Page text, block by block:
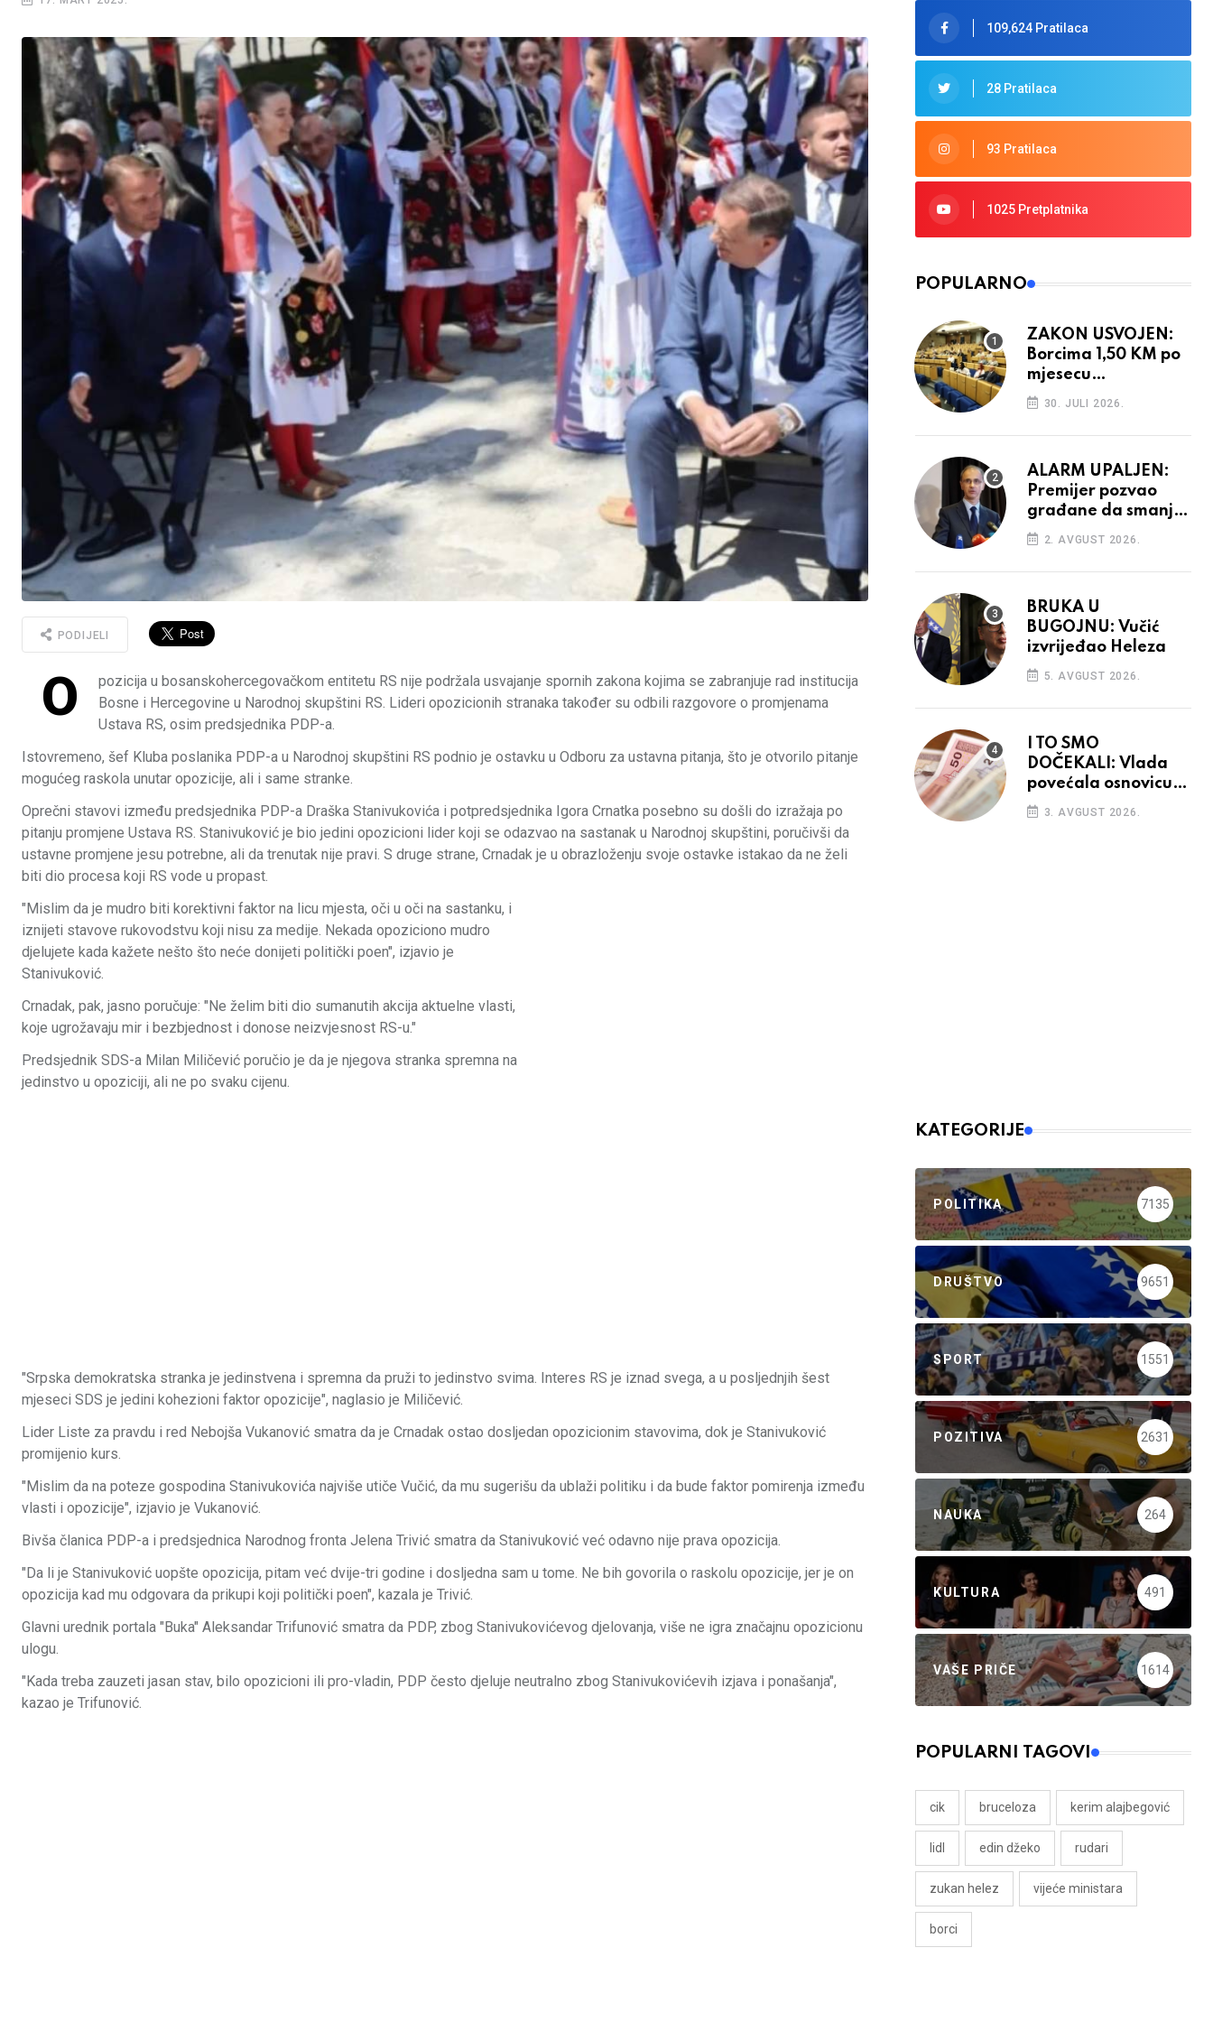
PODIJELI
O
pozicija u bosanskohercegovačkom entitetu RS nije podržala usvajanje spornih zakona kojima se zabranjuje rad institucija
Bosne i Hercegovine u Narodnoj skupštini RS. Lideri opozicionih stranaka također su odbili razgovore o promjenama
Ustava RS, osim predsjednika PDP-a.
Istovremeno, šef Kluba poslanika PDP-a u Narodnoj skupštini RS podnio je ostavku u Odboru za ustavna pitanja, što je otvorilo pitanje
mogućeg raskola unutar opozicije, ali i same stranke.
Oprečni stavovi između predsjednika PDP-a Draška Stanivukovića i potpredsjednika Igora Crnatka posebno su došli do izražaja po
pitanju promjene Ustava RS. Stanivuković je bio jedini opozicioni lider koji se odazvao na sastanak u Narodnoj skupštini, poručivši da
ustavne promjene jesu potrebne, ali da trenutak nije pravi. S druge strane, Crnadak je u obrazloženju svoje ostavke istakao da ne želi
biti dio procesa koji RS vode u propast.
"Mislim da je mudro biti korektivni faktor na licu mjesta, oči u oči na sastanku, i
iznijeti stavove rukovodstvu koji nisu za medije. Nekada opoziciono mudro
djelujete kada kažete nešto što neće donijeti politički poen", izjavio je
Stanivuković.
Crnadak, pak, jasno poručuje: "Ne želim biti dio sumanutih akcija aktuelne vlasti,
koje ugrožavaju mir i bezbjednost i donose neizvjesnost RS-u."
Predsjednik SDS-a Milan Miličević poručio je da je njegova stranka spremna na
jedinstvo u opoziciji, ali ne po svaku cijenu.
"Srpska demokratska stranka je jedinstvena i spremna da pruži to jedinstvo svima. Interes RS je iznad svega, a u posljednjih šest
mjeseci SDS je jedini kohezioni faktor opozicije", naglasio je Miličević.
Lider Liste za pravdu i red Nebojša Vukanović smatra da je Crnadak ostao dosljedan opozicionim stavovima, dok je Stanivuković
promijenio kurs.
"Mislim da na poteze gospodina Stanivukovića najviše utiče Vučić, da mu sugerišu da ublaži politiku i da bude faktor pomirenja između
vlasti i opozicije", izjavio je Vukanović.
Bivša članica PDP-a i predsjednica Narodnog fronta Jelena Trivić smatra da Stanivuković već odavno nije prava opozicija.
"Da li je Stanivuković uopšte opozicija, pitam već dvije-tri godine i dosljedna sam u tome. Ne bih govorila o raskolu opozicije, jer je on
opozicija kad mu odgovara da prikupi koji politički poen", kazala je Trivić.
Glavni urednik portala "Buka" Aleksandar Trifunović smatra da PDP, zbog Stanivukovićevog djelovanja, više ne igra značajnu opozicionu
ulogu.
"Kada treba zauzeti jasan stav, bilo opozicioni ili pro-vladin, PDP često djeluje neutralno zbog Stanivukovićevih izjava i ponašanja",
kazao je Trifunović.
109,624 Pratilaca
28 Pratilaca
93 Pratilaca
1025 Pretplatnika
POPULARNO
ZAKON USVOJEN:
Borcima 1,50 KM po
mjesecu
provedenom u ratu
30. JULI 2026.
ALARM UPALJEN:
Premijer pozvao
građane da smanje
potrošnju struje
2. AVGUST 2026.
BRUKA U
BUGOJNU: Vučić
izvrijeđao Heleza
5. AVGUST 2026.
I TO SMO
DOČEKALI: Vlada
povećala osnovicu
za obračun plaća
budžetskim
3. AVGUST 2026.
KATEGORIJE
POLITIKA 7135
DRUŠTVO 9651
SPORT 1551
POZITIVA 2631
NAUKA 264
KULTURA 491
VAŠE PRIČE 1614
POPULARNI TAGOVI
cik bruceloza kerim alajbegović
lidl edin džeko rudari
zukan helez vijeće ministara
borci